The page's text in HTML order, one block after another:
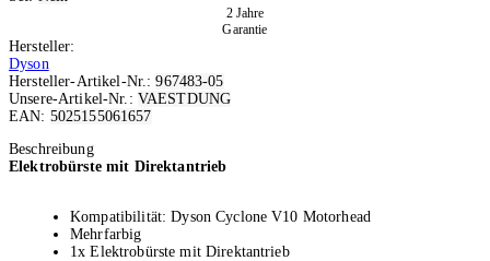
2 Jahre
Garantie
Hersteller:
Dyson
Hersteller-Artikel-Nr.:967483-05
Unsere-Artikel-Nr.: VAESTDUNG
EAN: 5025155061657
Beschreibung
Elektrobürste mit Direktantrieb
Kompatibilität: Dyson Cyclone V10 Motorhead
Mehrfarbig
1x Elektrobürste mit Direktantrieb